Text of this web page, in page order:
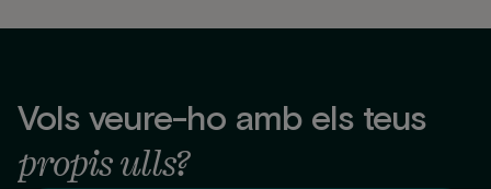
Vols veure-ho amb els teus
propis ulls?